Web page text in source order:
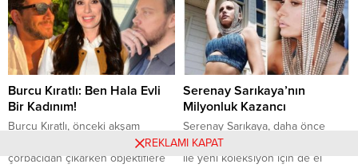
hesabından yaptığı paylaşımda
test sonucunun pozitif çıktığını
belirten Özbey, tedbir çağrısında
bulundu. Merve Özbey,
paylaşımında “Üzülerek
söylüyorum ki bugün yaptırdığım
Covid-19 testim pozitif. Sizlerle bir
süre uzak...
çareyi tekne almakta buldu.
Demet Özdemir, geçtiğimiz yaz
eşi Oğuzhan Koç ile kiraladıkları
tekne ile mavi tura çıkmıştı. Bu
tatilin tadı damağında kalınca...
Burcu Kıratlı: Ben Hala Evli
Bir Kadınım!
Burcu Kıratlı, önceki akşam
çorbacıdan çıkarken objektiflere
Serenay Sarıkaya’nın
Milyonluk Kazancı
Serenay Sarıkaya, daha önce
reklam yüzü olduğu jean markası
ile yeni koleksiyon için de el
REKLAMI KAPAT